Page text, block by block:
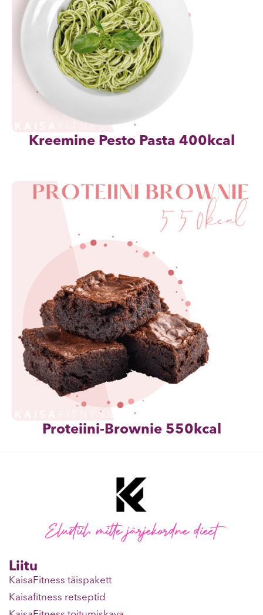
Kreemine Pesto Pasta 400kcal
Proteiini-Brownie 550kcal
Elustiil, mitte järjekordne dieet
Liitu
KaisaFitness täispakett
Kaisafitness retseptid